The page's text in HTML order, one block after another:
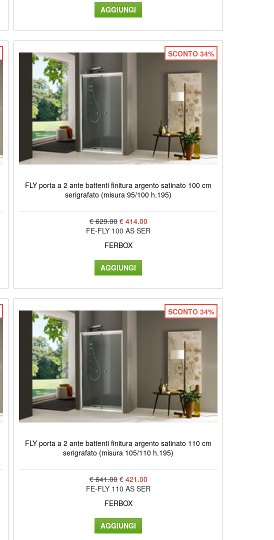
SCONTO 34%
FLY porta a 2 ante battenti finitura argento satinato 100 cm
serigrafato (misura 95/100 h.195)
€ 629.00 € 414.00
FE-FLY 100 AS SER
FERBOX
SCONTO 34%
FLY porta a 2 ante battenti finitura argento satinato 110 cm
serigrafato (misura 105/110 h.195)
€ 641.00 € 421.00
FE-FLY 110 AS SER
FERBOX